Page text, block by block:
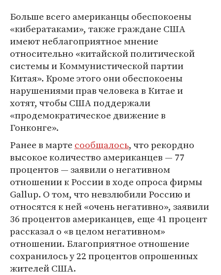
Больше всего американцы обеспокоены
«кибератаками», также граждане США
имеют неблагоприятное мнение
относительно «китайской политической
системы и Коммунистической партии
Китая». Кроме этого они обеспокоены
нарушениями прав человека в Китае и
хотят, чтобы США поддержали
«продемократическое движение в
Гонконге».
Ранее в марте сообщалось, что рекордно
высокое количество американцев — 77
процентов — заявили о негативном
отношении к России в ходе опроса фирмы
Gallup. О том, что невзлюбили Россию и
относятся к ней «очень негативно», заявили
36 процентов американцев, еще 41 процент
рассказал о «в целом негативном»
отношении. Благоприятное отношение
сохранилось у 22 процентов опрошенных
жителей США.